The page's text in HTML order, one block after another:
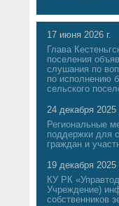
17 июня 2026 г.
Глава
поселения
слушания по
по исполнению
сельского
24 декабря 2025
Региональные
поддержки для
граждан и
19 декабря 2025
КУ РК
Учреждение)
собственников